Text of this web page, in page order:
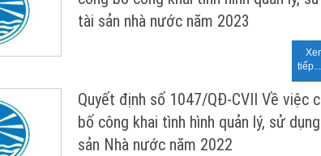
tài sản nhà nước năm 2023
tiếp...
Quyết định số 1047/QĐ-CVII Về việc
bố công khai tình hình quản lý, sử
sản Nhà nước năm 2022